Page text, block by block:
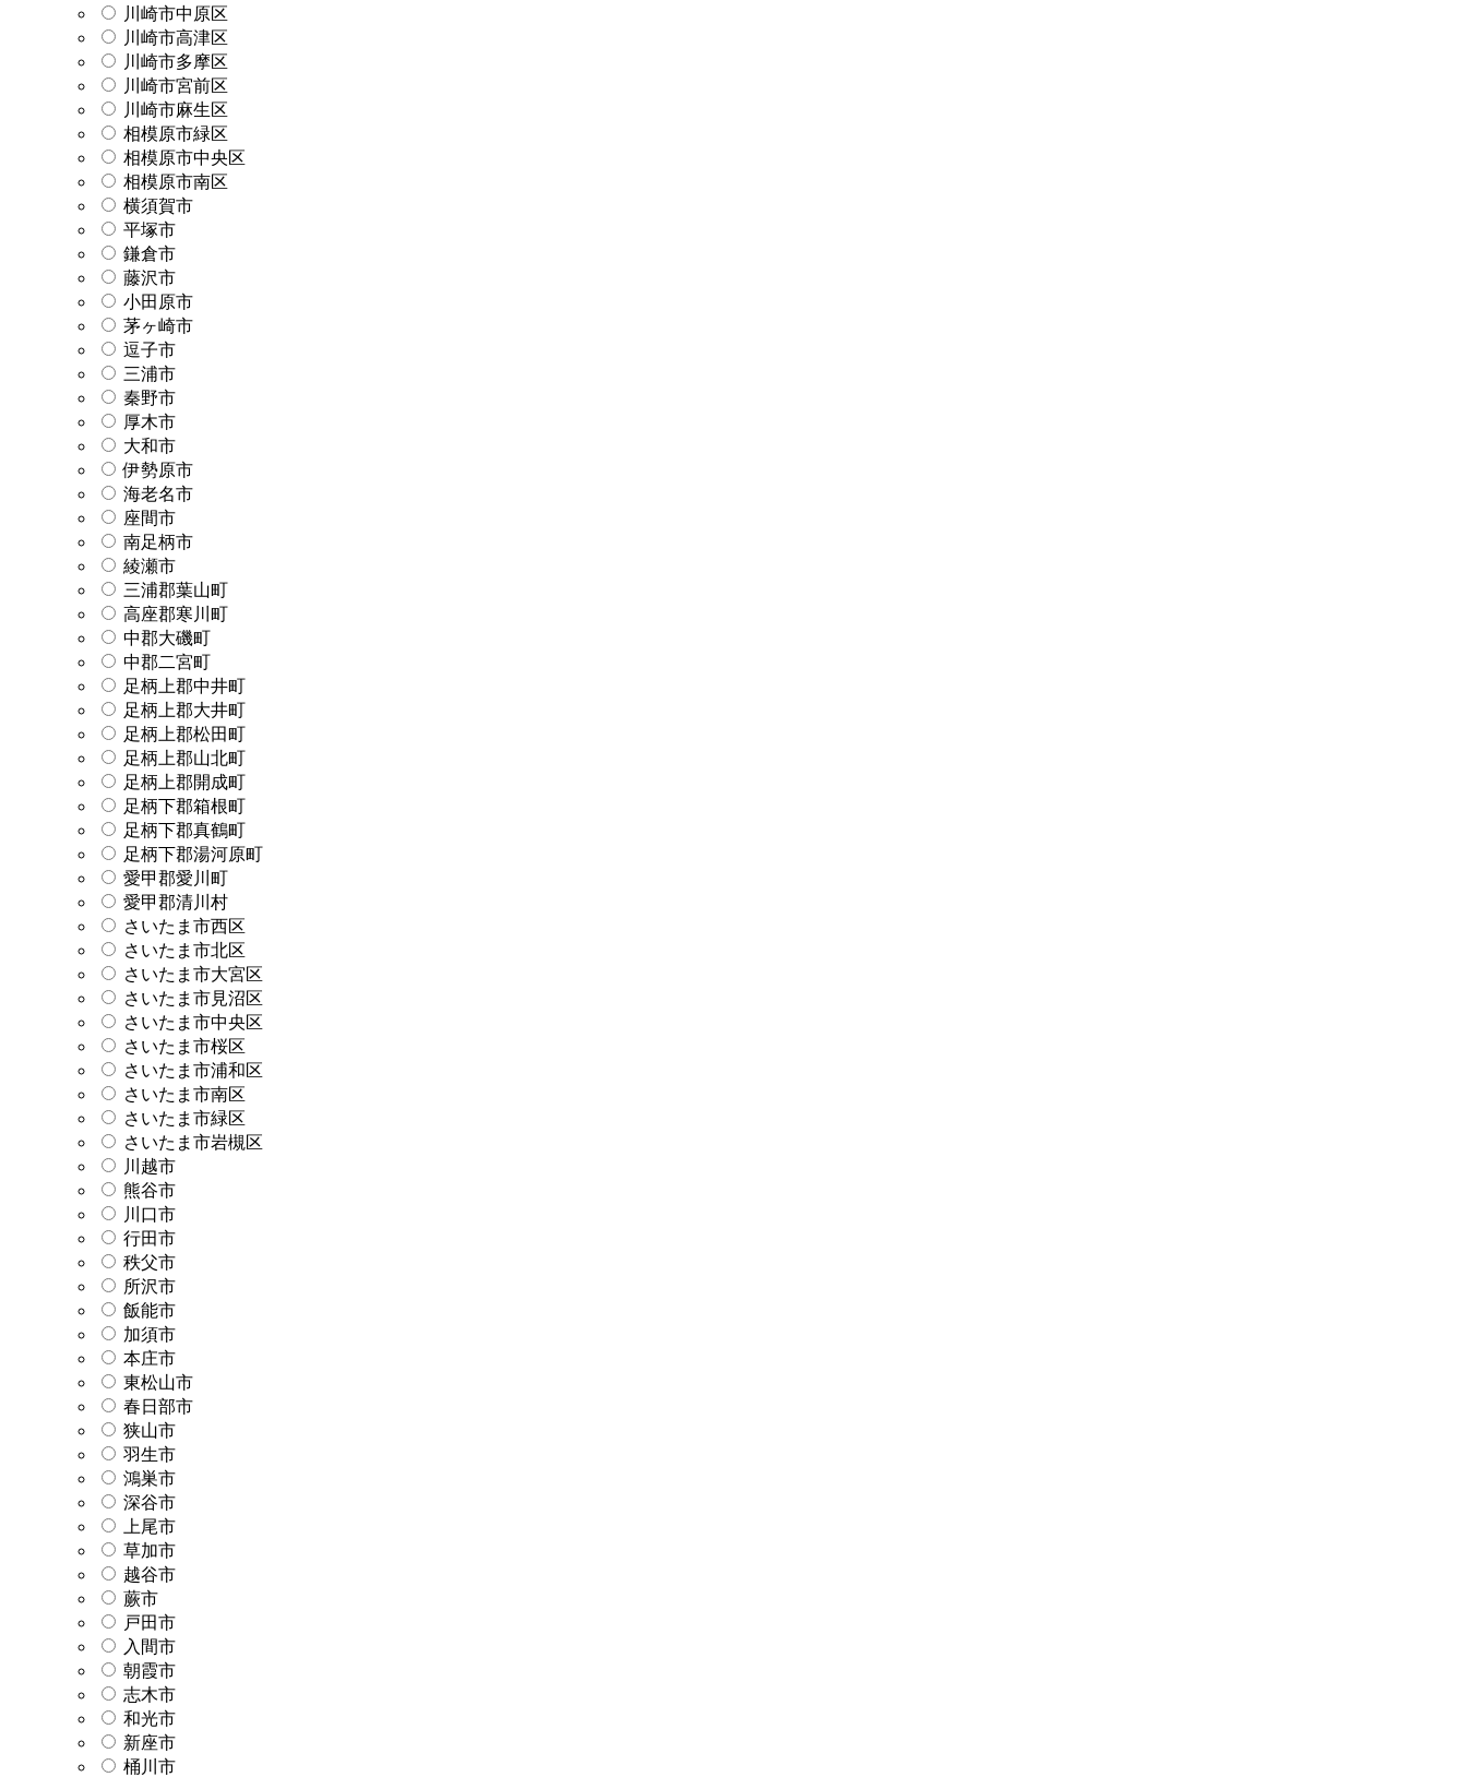
川崎市中原区
川崎市高津区
川崎市多摩区
川崎市宮前区
川崎市麻生区
相模原市緑区
相模原市中央区
相模原市南区
横須賀市
平塚市
鎌倉市
藤沢市
小田原市
茅ヶ崎市
逗子市
三浦市
秦野市
厚木市
大和市
伊勢原市
海老名市
座間市
南足柄市
綾瀬市
三浦郡葉山町
高座郡寒川町
中郡大磯町
中郡二宮町
足柄上郡中井町
足柄上郡大井町
足柄上郡松田町
足柄上郡山北町
足柄上郡開成町
足柄下郡箱根町
足柄下郡真鶴町
足柄下郡湯河原町
愛甲郡愛川町
愛甲郡清川村
さいたま市西区
さいたま市北区
さいたま市大宮区
さいたま市見沼区
さいたま市中央区
さいたま市桜区
さいたま市浦和区
さいたま市南区
さいたま市緑区
さいたま市岩槻区
川越市
熊谷市
川口市
行田市
秩父市
所沢市
飯能市
加須市
本庄市
東松山市
春日部市
狭山市
羽生市
鴻巣市
深谷市
上尾市
草加市
越谷市
蕨市
戸田市
入間市
朝霞市
志木市
和光市
新座市
桶川市